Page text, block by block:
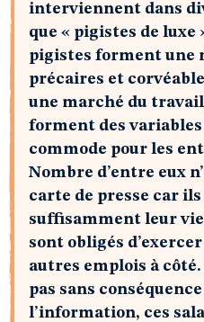
interviennent dans
que « pigistes de luxe
pigistes forment une
précaires et
une marché du
forment des
commode pour les
Nombre d’entre eux
carte de presse car
suffisamment leur
sont obligés
autres emplois à
pas sans
l’information, ces